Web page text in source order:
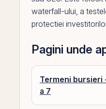
waterfall-ului, a
protectiei
Pagini unde
Termeni bursieri
a 7